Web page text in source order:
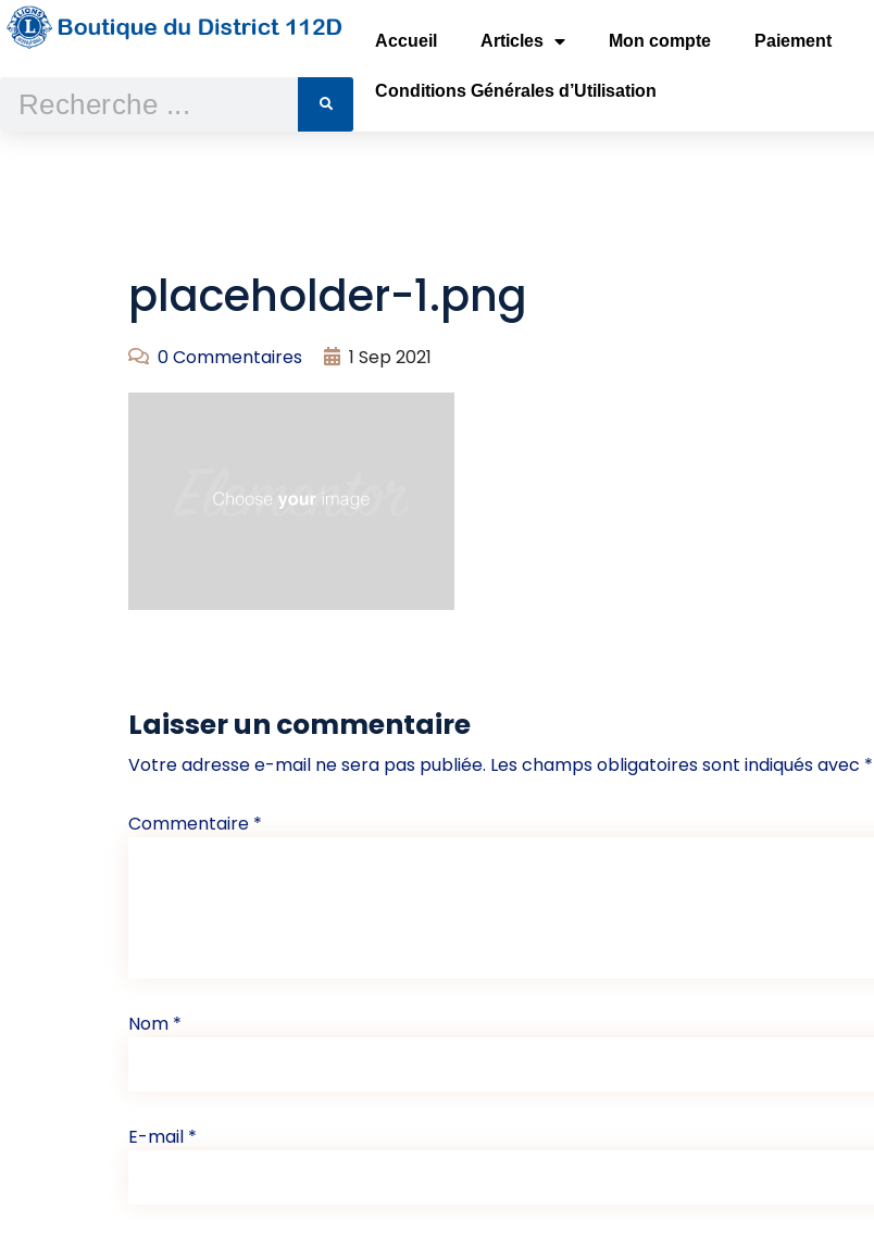
Accueil Articles Mon compte Paiement
Conditions Générales d’Utilisation
placeholder-1.png
0 Commentaires 1 Sep 2021
Laisser un commentaire
Votre adresse e-mail ne sera pas publiée. Les champs obligatoires sont indiqués avec *
Commentaire *
Nom *
E-mail *